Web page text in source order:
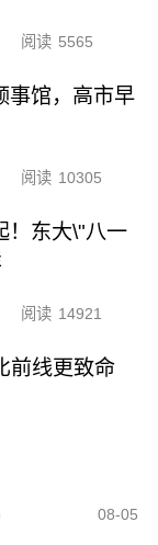
阅读 5565
事馆，高市早
阅读 10305
！东大\"八一
阅读 14921
前线更致命
08-05